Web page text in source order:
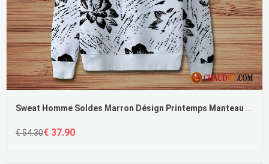
Sweat Homme Soldes Marron Désign Printemps Manteau L'automne Personnalité
€ 54.30€ 37.90